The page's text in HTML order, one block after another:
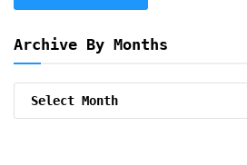
Archive By Months
Archive